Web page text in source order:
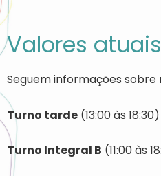
Valores
Seguem informações sobre
Turno tarde (13:00 às
Turno Integral B (11:00 às